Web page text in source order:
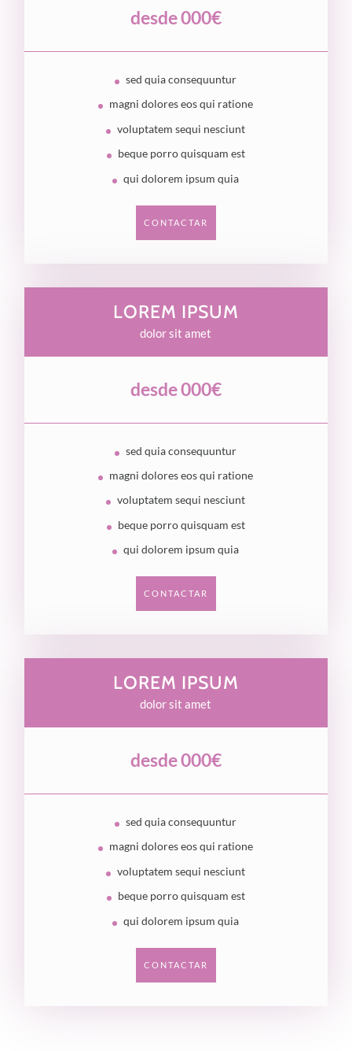
desde 000€
sed quia consequuntur
magni dolores eos qui ratione
voluptatem sequi nesciunt
beque porro quisquam est
qui dolorem ipsum quia
CONTACTAR
LOREM IPSUM
dolor sit amet
desde 000€
sed quia consequuntur
magni dolores eos qui ratione
voluptatem sequi nesciunt
beque porro quisquam est
qui dolorem ipsum quia
CONTACTAR
LOREM IPSUM
dolor sit amet
desde 000€
sed quia consequuntur
magni dolores eos qui ratione
voluptatem sequi nesciunt
beque porro quisquam est
qui dolorem ipsum quia
CONTACTAR